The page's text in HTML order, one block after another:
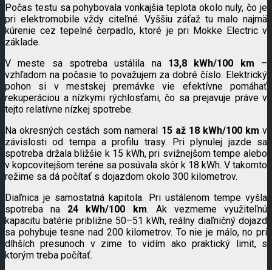
Počas testu sa pohybovala vonkajšia teplota okolo nuly, čo je
pri elektromobile vždy citeľné. Vyššiu záťaž tu malo najmä
kúrenie cez tepelné čerpadlo, ktoré je pri Mokke Electric v
základe.
V meste sa spotreba ustálila na 13,8 kWh/100 km –
vzhľadom na počasie to považujem za dobré číslo. Elektrický
pohon si v mestskej premávke vie efektívne pomáhať
rekuperáciou a nízkymi rýchlosťami, čo sa prejavuje práve v
tejto relatívne nízkej spotrebe.
Na okresných cestách som nameral 15 až 18 kWh/100 km v
závislosti od tempa a profilu trasy. Pri plynulej jazde sa
spotreba držala bližšie k 15 kWh, pri svižnejšom tempe alebo
v kopcovitejšom teréne sa posúvala skôr k 18 kWh. V takomto
režime sa dá počítať s dojazdom okolo 300 kilometrov.
Diaľnica je samostatná kapitola. Pri ustálenom tempe vyšla
spotreba na 24 kWh/100 km. Ak vezmeme využiteľnú
kapacitu batérie približne 50–51 kWh, reálny diaľničný dojazd
sa pohybuje tesne nad 200 kilometrov. To nie je málo, no pri
dlhších presunoch v zime to vidím ako praktický limit, s
ktorým treba počítať.